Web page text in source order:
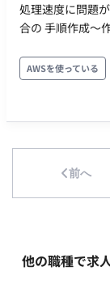
処理速度に問題
合の 手順作成〜
ります ▼開発環境 Windows（クライアント、サーバとも）
Linux ▼担当工程 ・要件定義 ・基本設計 ・詳細設計 ・開発 ・
も相談可) ・出社
AWSを使っている
前へ
他の職種で求